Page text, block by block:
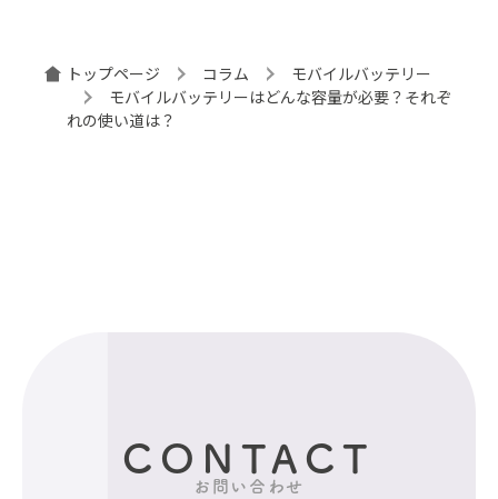
トップページ コラム
モバイルバッテリー
モバイルバッテリーはどんな容量が必要？それぞ
れの使い道は？
CONTACT
お問い合わせ